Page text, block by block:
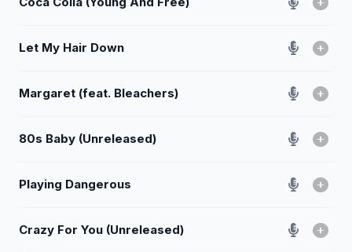
Let My Hair Down
Margaret (feat. Bleachers)
80s Baby (Unreleased)
Playing Dangerous
Crazy For You (Unreleased)